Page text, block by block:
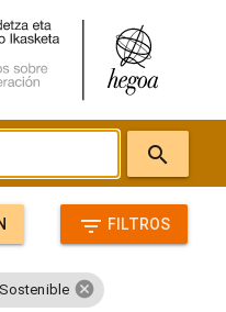
search
filter_list FILTROS
cancel